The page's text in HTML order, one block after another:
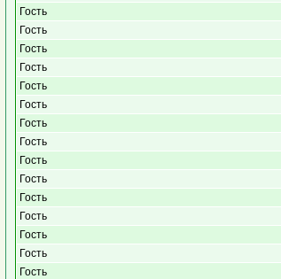
Гость
Гость
Гость
Гость
Гость
Гость
Гость
Гость
Гость
Гость
Гость
Гость
Гость
Гость
Гость